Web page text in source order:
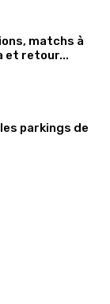
matchs à
et retour...
parkings de